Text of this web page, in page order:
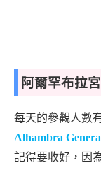
阿爾罕布拉
每天的參觀人數
Alhambra
記得要收好，因